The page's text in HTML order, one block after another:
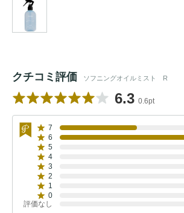
クチコミ評価 ソフニングオイルミスト R
6.3 0.6pt
7
6
5
4
3
2
1
0
評価なし